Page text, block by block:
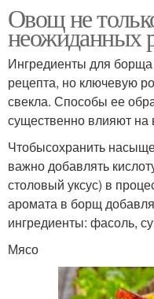
Овощ не
неожиданных
Ингредиенты для
рецепта, но ключевую
свекла. Способы ее
существенно влияют на
Чтобысохранить
важно добавлять
столовый уксус) в
аромата в борщ
ингредиенты: фасоль,
Мясо